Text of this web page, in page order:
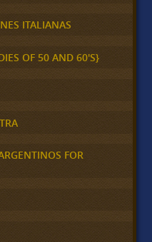
ITALIANAS
OF 50 AND 60'S}
FOR